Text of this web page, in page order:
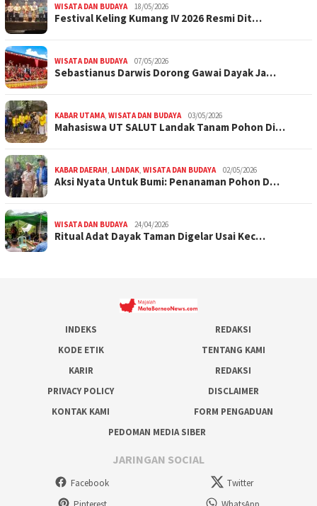
WISATA DAN BUDAYA 18/05/2026
Festival Keling Kumang IV 2026 Resmi Dit…
WISATA DAN BUDAYA 07/05/2026
Sebastianus Darwis Dorong Gawai Dayak Ja…
KABAR UTAMA, WISATA DAN BUDAYA 03/05/2026
Mahasiswa UT SALUT Landak Tanam Pohon Di…
KABAR DAERAH, LANDAK, WISATA DAN BUDAYA 02/05/2026
Aksi Nyata Untuk Bumi: Penanaman Pohon D…
WISATA DAN BUDAYA 24/04/2026
Ritual Adat Dayak Taman Digelar Usai Kec…
INDEKS
REDAKSI
KODE ETIK
TENTANG KAMI
KARIR
REDAKSI
PRIVACY POLICY
DISCLAIMER
KONTAK KAMI
FORM PENGADUAN
PEDOMAN MEDIA SIBER
JARINGAN SOCIAL
Facebook
Twitter